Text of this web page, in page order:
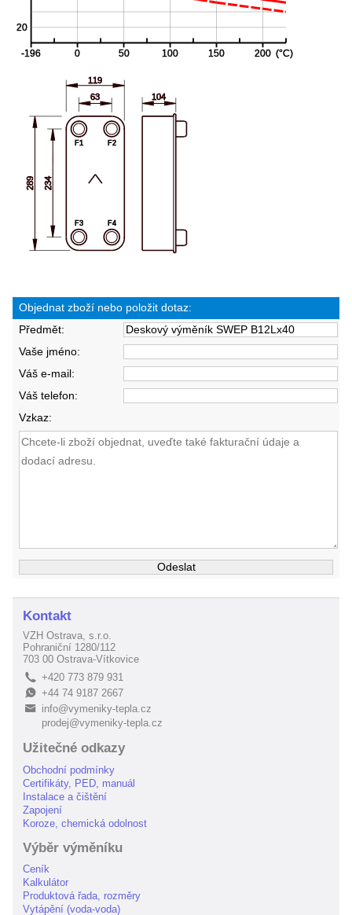
Objednat zboží nebo položit dotaz:
Předmět:
Vaše jméno:
Váš e-mail:
Váš telefon:
Vzkaz:
Kontakt
VZH Ostrava, s.r.o.
Pohraniční 1280/112
703 00 Ostrava-Vítkovice
L +420 773 879 931
E+44 74 9187 2667
B
info@vymeniky-tepla.cz
prodej@vymeniky-tepla.cz
Užitečné odkazy
Obchodní podmínky
Certifikáty, PED, manuál
Instalace a čištění
Zapojení
Koroze, chemická odolnost
Výběr výměníku
Ceník
Kalkulátor
Produktová řada, rozměry
Vytápění (voda-voda)